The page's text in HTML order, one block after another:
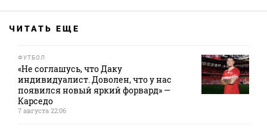
ЧИТАТЬ ЕЩЕ
ФУТБОЛ
«Не соглашусь, что Даку
индивидуалист. Доволен, что у нас
появился новый яркий форвард» —
Карседо
7 августа 22:06